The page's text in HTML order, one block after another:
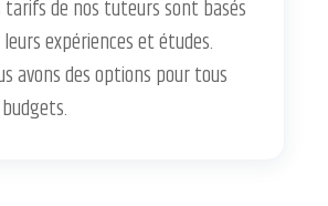
tarifs de nos tuteurs sont basés
expériences et études.
avons des options pour tous